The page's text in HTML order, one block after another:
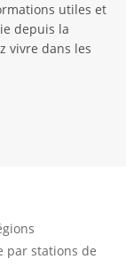
utiles et
depuis la
vivre dans les
par stations de